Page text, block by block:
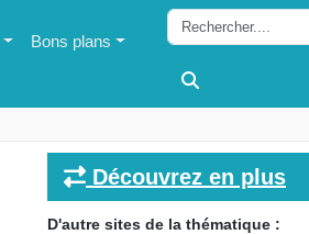
Bons plans
Découvrez en plus
D'autre sites de la thématique :